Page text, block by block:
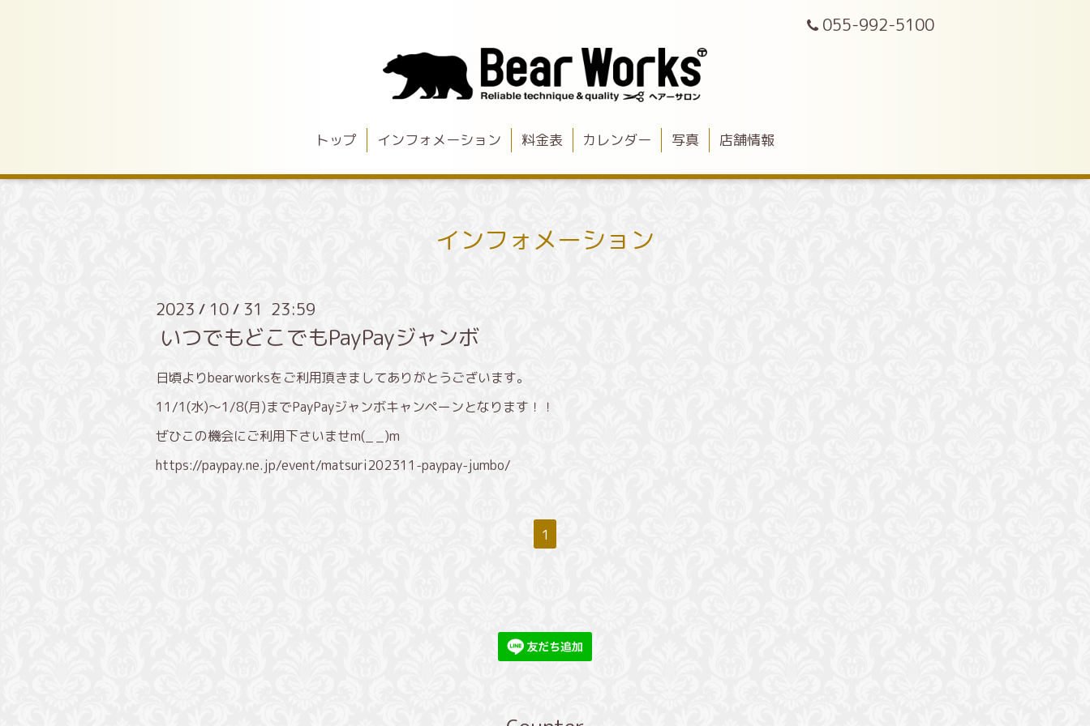
055-992-5100
トップ インフォメーション 料金表 カレンダー 写真 店舗情報
インフォメーション
2023 / 10 / 31 23:59
いつでもどこでもPayPayジャンボ
日頃よりbearworksをご利用頂きましてありがとうございます。
11/1(水)〜1/8(月)までPayPayジャンボキャンペーンとなります！！
ぜひこの機会にご利用下さいませm(_ _)m
https://paypay.ne.jp/event/matsuri202311-paypay-jumbo/
1